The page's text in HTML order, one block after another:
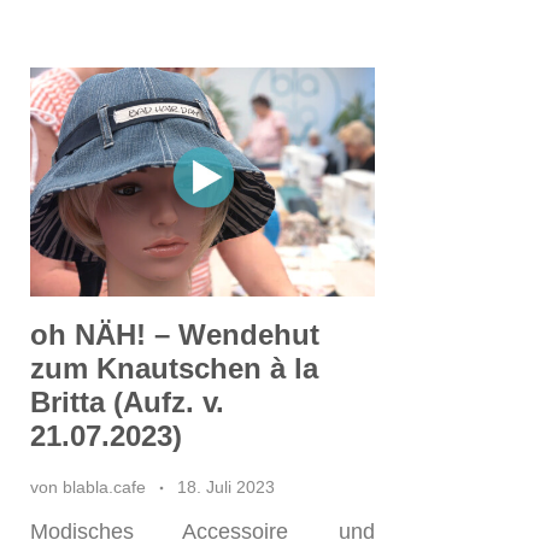
oh NÄH! – Wendehut
zum Knautschen à la
Britta (Aufz. v.
21.07.2023)
von blabla.cafe 18. Juli 2023
Modisches Accessoire und